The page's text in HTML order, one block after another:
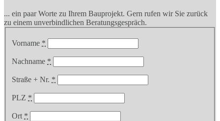
... ein paar Worte zu Ihrem Bauprojekt. Gern rufen wir Sie zurück
zu einem unverbindlichen Beratungsgespräch.
Vorname *
Nachname *
Straße + Nr. *
PLZ *
Ort *